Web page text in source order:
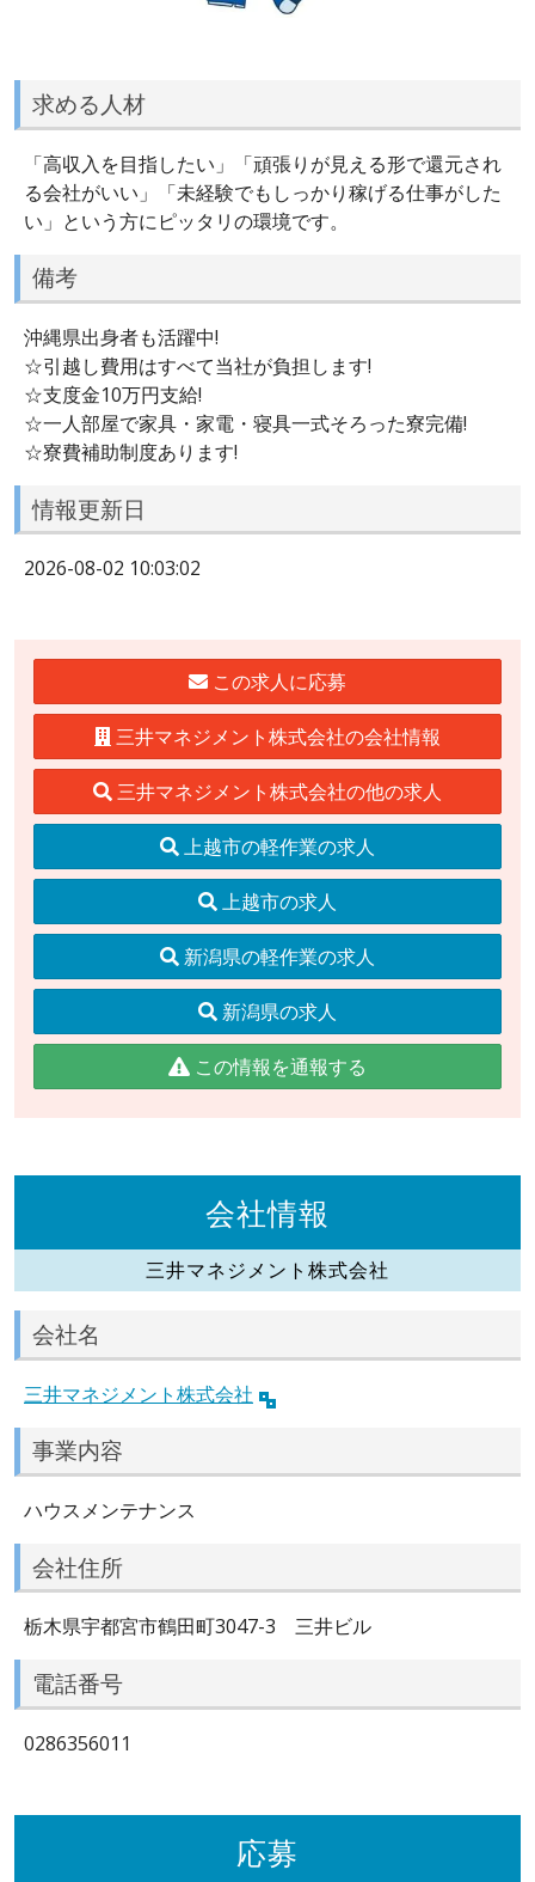
求める人材
「高収入を目指したい」「頑張りが見える形で還元され
る会社がいい」「未経験でもしっかり稼げる仕事がした
い」という方にピッタリの環境です。
備考
沖縄県出身者も活躍中!
☆引越し費用はすべて当社が負担します!
☆支度金10万円支給!
☆一人部屋で家具・家電・寝具一式そろった寮完備!
☆寮費補助制度あります!
情報更新日
2026-08-02 10:03:02
この求人に応募
三井マネジメント株式会社の会社情報
三井マネジメント株式会社の他の求人
上越市の軽作業の求人
上越市の求人
新潟県の軽作業の求人
新潟県の求人
この情報を通報する
会社情報
三井マネジメント株式会社
会社名
三井マネジメント株式会社
事業内容
ハウスメンテナンス
会社住所
栃木県宇都宮市鶴田町3047-3 三井ビル
電話番号
0286356011
応募